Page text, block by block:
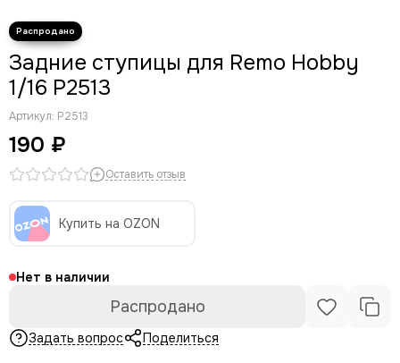
Задние ступицы для Remo Hobby
1/16 P2513
Артикул: P2513
190 ₽
Оставить отзыв
Купить на OZON
Нет в наличии
Распродано
Задать вопрос Поделиться